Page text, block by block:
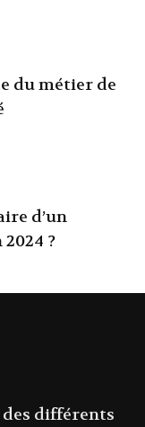
du métier de
d’un
?
différents